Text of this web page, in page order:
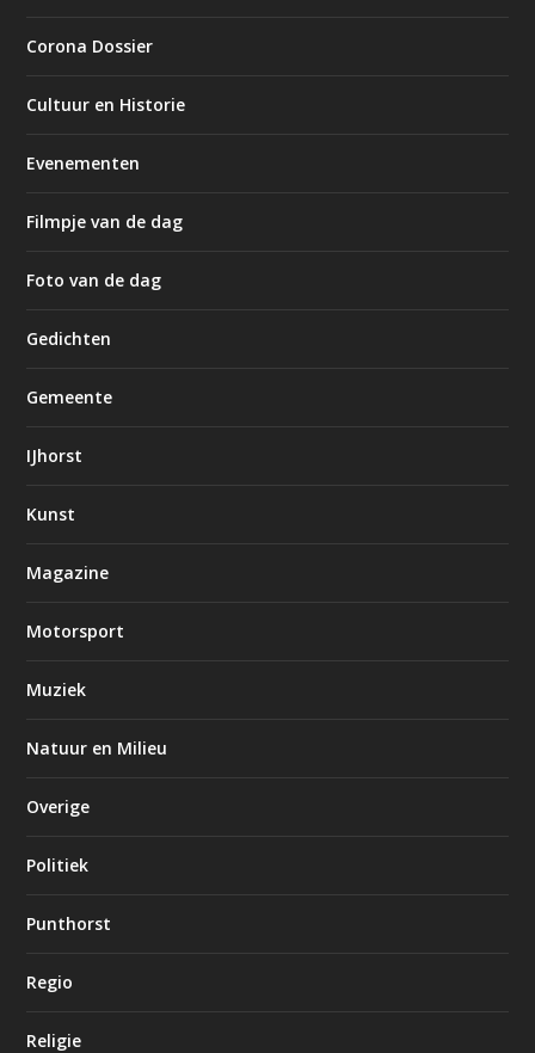
Corona Dossier
Cultuur en Historie
Evenementen
Filmpje van de dag
Foto van de dag
Gedichten
Gemeente
IJhorst
Kunst
Magazine
Motorsport
Muziek
Natuur en Milieu
Overige
Politiek
Punthorst
Regio
Religie